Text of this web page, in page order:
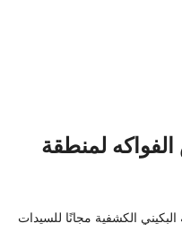
لمنطقة
الكشفية مجانًا للسيدات